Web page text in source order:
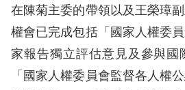
申
訴
人
在陳菊主委的帶領以及王榮璋
權會已完成包括「國家人權委
家報告獨立評估意見及參與國
「國家人權委員會監督各人權